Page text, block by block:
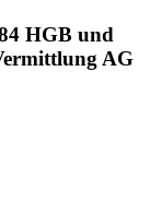
HGB und
AG